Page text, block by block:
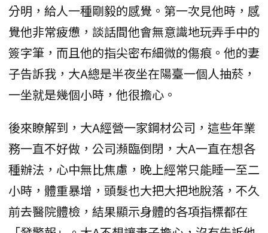
分明，給人一種剛毅的感覺。第一次見他時，感
覺他非常疲憊，談話間他會無意識地玩弄手中的
簽字筆，而且他的指尖密布細微的傷痕。他的妻
子告訴我，大A總是半夜坐在陽臺一個人抽菸，
一坐就是幾個小時，他很擔心。
後來瞭解到，大A經營一家鋼材公司，這些年業
務一直不好做，公司瀕臨倒閉，大A一直在想各
種辦法，心中無比焦慮，晚上經常只能睡一至二
小時，體重暴增，頭髮也大把大把地脫落，不久
前去醫院體檢，結果顯示身體的各項指標都在